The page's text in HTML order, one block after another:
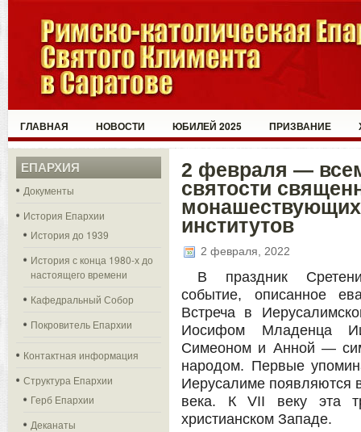
ГЛАВНАЯ НОВОСТИ ЮБИЛЕЙ 2025 ПРИЗВАНИЕ
ЕПАРХИЯ
Документы
История Епархии
История до 1939
История с конца 1980-х до
настоящего времени
Кафедральный Собор
Покровитель Епархии
Контактная информация
Структура Епархии
Герб Епархии
Деканаты
2 февраля —
святости
институтов
2 февраля, 2022
В праздник
событие, описанное
Встреча в
Иосифом Младенца
Симеоном и Анной —
народом. Первые
Иерусалиме появляются
века. К VII веку эта
христианском Западе.